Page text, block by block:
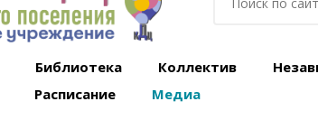
Библиотека Коллектив
Расписание Медиа